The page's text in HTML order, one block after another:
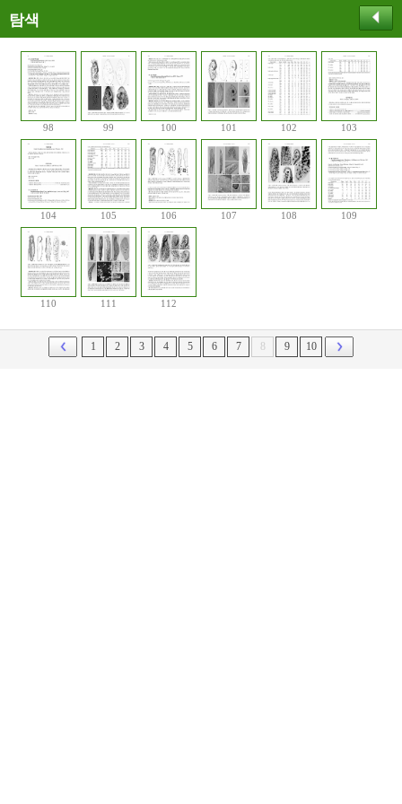
탐색
98 99 100 101 102 103
104 105 106 107 108 109
110 111 112
1 2 3 4 5 6 7 8 9 10